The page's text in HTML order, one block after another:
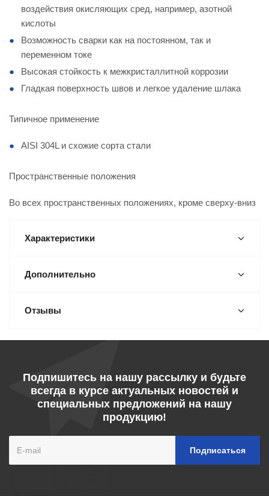
воздействия окисляющих сред, например, азотной
кислоты
Возможность сварки как на постоянном, так и
переменном токе
Высокая стойкость к межкристаллитной коррозии
Гладкая поверхность швов и легкое удаление шлака
Типичное применение
AISI 304L и схожие сорта стали
Пространственные положения
Во всех пространственных положениях, кроме сверху-вниз
Характеристики
Дополнительно
Отзывы
Подпишитесь на нашу рассылку и будьте
всегда в курсе актуальных новостей и
специальных предложений на нашу
продукцию!